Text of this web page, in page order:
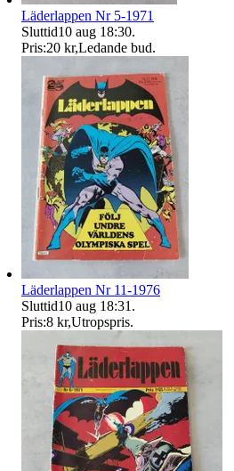
Läderlappen Nr 5-1971
Sluttid10 aug 18:30.
Pris:20 kr,Ledande bud.
Läderlappen Nr 11-1976
Sluttid10 aug 18:31 .
Pris:8 kr,Utropspris.